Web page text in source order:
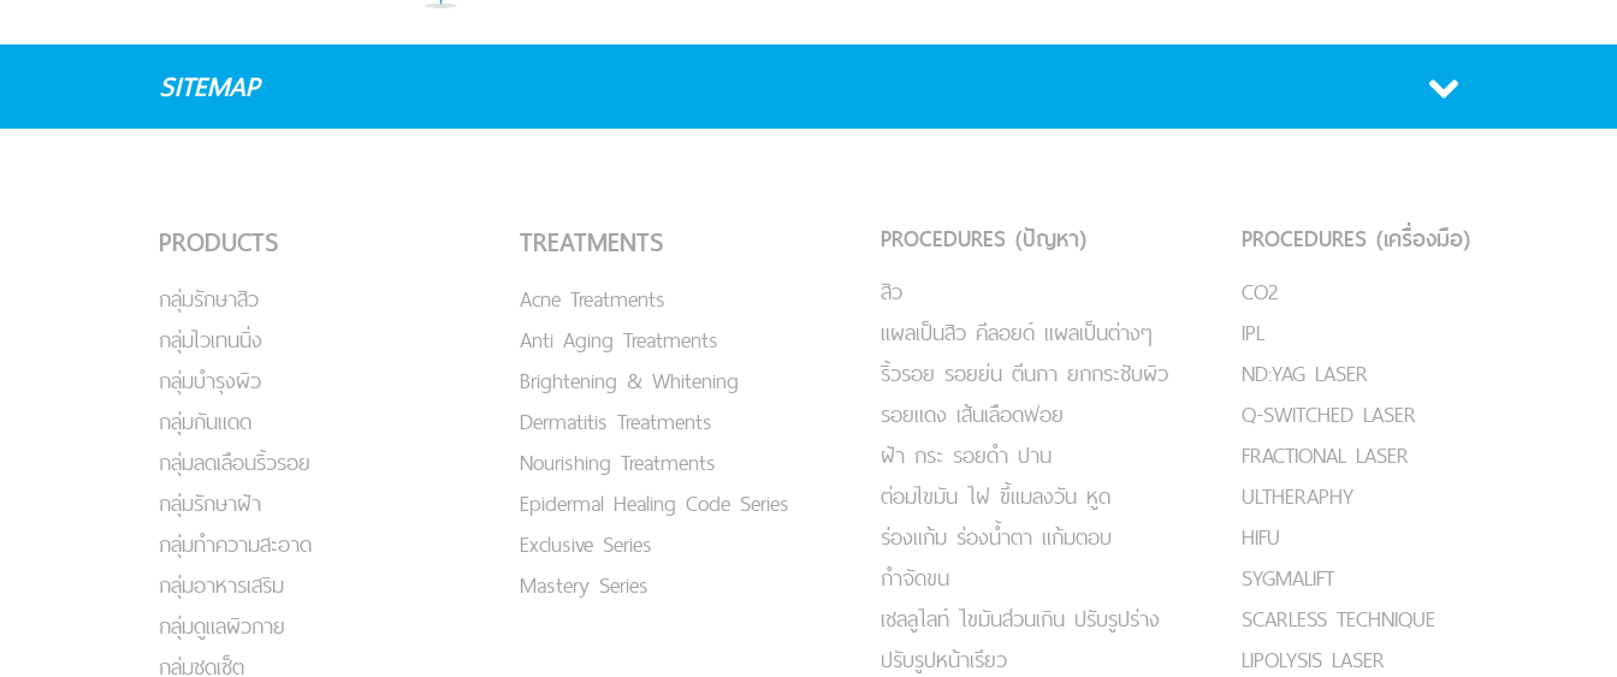
SITEMAP
PRODUCTS
กลุ่มรักษาสิว
กลุ่มไวเทนนิ่ง
กลุ่มบำรุงผิว
กลุ่มกันแดด
กลุ่มลดเลือนริ้วรอย
กลุ่มรักษาฝ้า
กลุ่มทำความสะอาด
กลุ่มอาหารเสริม
กลุ่มดูแลผิวกาย
กลุ่มชุดเซ็ต
TREATMENTS
Acne Treatments
Anti Aging Treatments
Brightening & Whitening
Dermatitis Treatments
Nourishing Treatments
Epidermal Healing Code Series
Exclusive Series
Mastery Series
PROCEDURES (ปัญหา)
สิว
แผลเป็นสิว คีลอยด์ แผลเป็นต่างๆ
ริ้วรอย รอยย่น ตีนกา ยกกระชับผิว
รอยแดง เส้นเลือดฟอย
ฝ้า กระ รอยดำ ปาน
ต่อมไขมัน ไฝ ขี้แมลงวัน หูด
ร่องแก้ม ร่องน้ำตา แก้มตอบ
กำจัดขน
เชลลูไลท์ ไขมันส่วนเกิน ปรับรูปร่าง
ปรับรูปหน้าเรียว
PROCEDURES (เครื่องมือ)
CO2
IPL
ND:YAG LASER
Q-SWITCHED LASER
FRACTIONAL LASER
ULTHERAPHY
HIFU
SYGMALIFT
SCARLESS TECHNIQUE
LIPOLYSIS LASER